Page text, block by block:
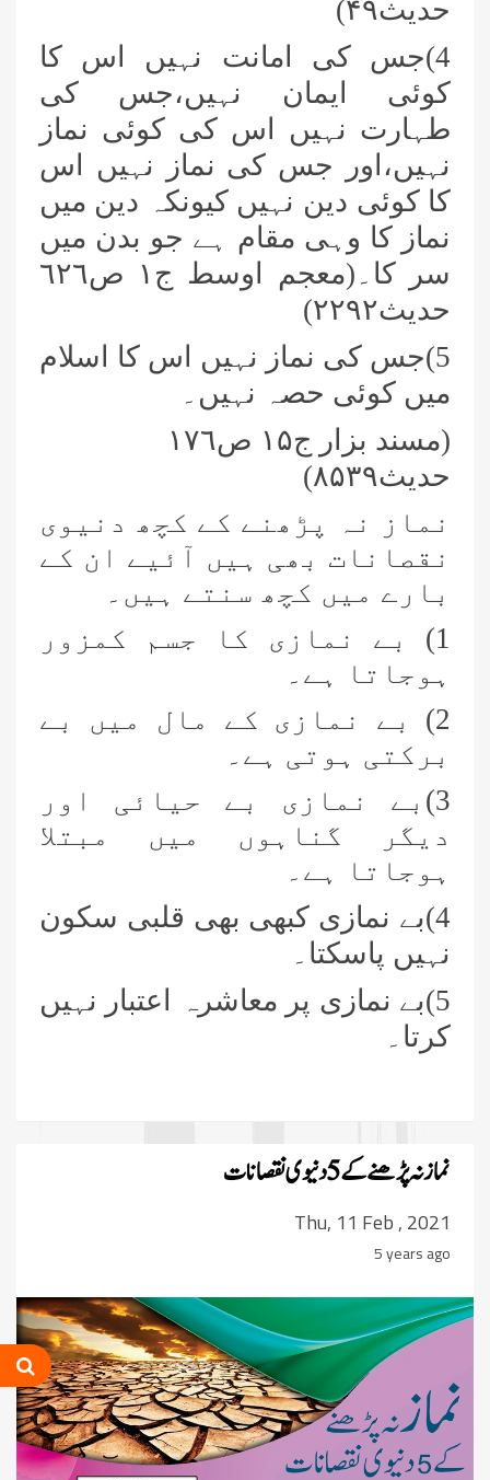
حدیث ۴٩)
4)جس کی امانت نہیں اس کا
کوئی ایمان نہیں،جس کی
طہارت نہیں اس کی کوئی نماز
نہیں،اور جس کی نماز نہیں اس
کا کوئی دین نہیں کیونکہ دین میں
نماز کا وہی مقام ہے جو بدن میں
سر کا۔(معجم اوسط ج١ ص٦٢٦
حدیث٢٢٩٢)
5)جس کی نماز نہیں اس کا اسلام
میں کوئی حصہ نہیں۔
(مسند بزار ج١۵
ص١٧٦
حدیث٨
۵٣٩)
نماز نہ پڑھنے کے کچھ دنیوی
نقصانات بھی ہیں آئیے ان کے
بارے میں کچھ سنتے ہیں۔
1) بے نمازی کا جسم کمزور
ہوجاتا ہے۔
2) بے نمازی کے مال میں بے
برکتی ہوتی ہے۔
3)بے نمازی بے حیائی اور
دیگر گناہوں میں مبتلا
ہوجاتا ہے۔
4)بے نمازی کبھی بھی قلبی سکون
نہیں پاسکتا۔
5)بے نمازی پر معاشرہ اعتبار نہیں
کرتا۔
نماز نہ پڑھنے کے 5 دنیوی نقصانات
Thu, 11 Feb , 2021
5 years ago